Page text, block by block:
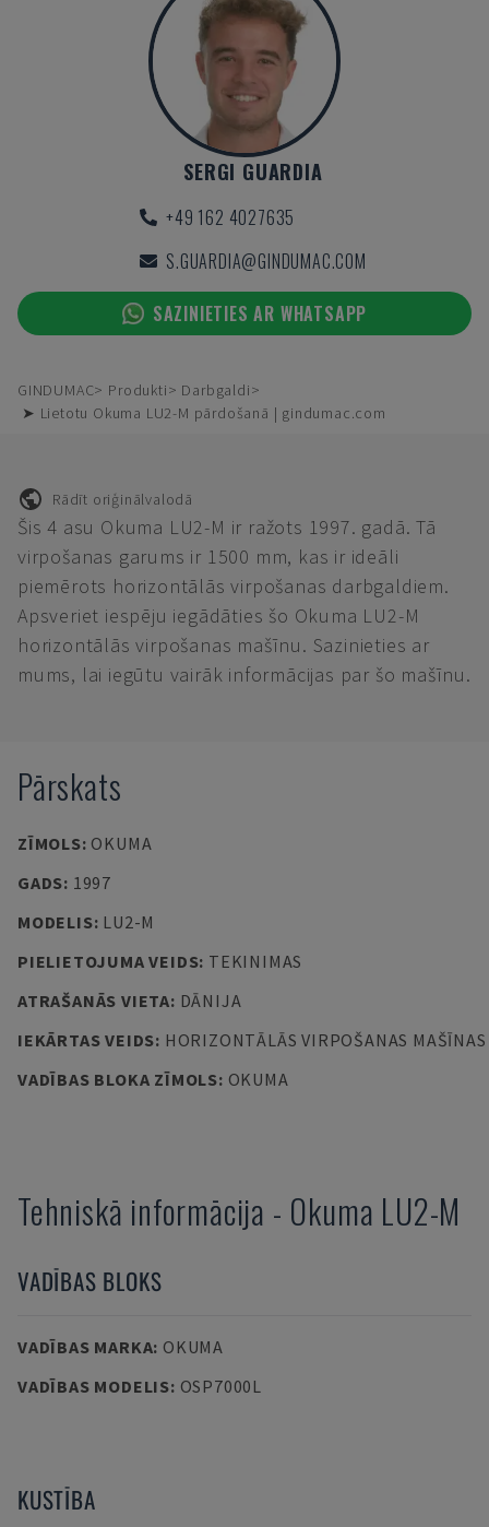
SERGI GUARDIA
+49 162 4027635
S.GUARDIA@GINDUMAC.COM
SAZINIETIES AR WHATSAPP
GINDUMAC Produkti
Darbgaldi
➤ Lietotu Okuma LU2-M pārdošanā | gindumac.com
Rādīt oriģinālvalodā
Šis 4 asu Okuma LU2-M ir ražots 1997. gadā. Tā
virpošanas garums ir 1500 mm, kas ir ideāli
piemērots horizontālās virpošanas darbgaldiem.
Apsveriet iespēju iegādāties šo Okuma LU2-M
horizontālās virpošanas mašīnu. Sazinieties ar
mums, lai iegūtu vairāk informācijas par šo mašīnu.
Pārskats
ZĪMOLS: OKUMA
GADS: 1997
MODELIS: LU2-M
PIELIETOJUMA VEIDS: TEKINIMAS
ATRAŠANĀS VIETA: DĀNIJA
IEKĀRTAS VEIDS: HORIZONTĀLĀS VIRPOŠANAS MAŠĪNAS
VADĪBAS BLOKA ZĪMOLS: OKUMA
Tehniskā informācija - Okuma LU2-M
VADĪBAS BLOKS
VADĪBAS MARKA: OKUMA
VADĪBAS MODELIS: OSP7000L
KUSTĪBA